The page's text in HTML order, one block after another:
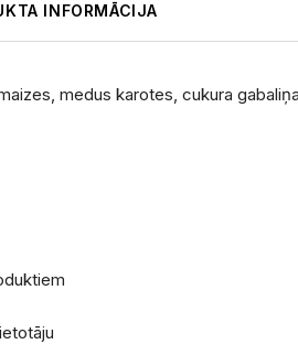
INFORMĀCIJA
medus karotes, cukura